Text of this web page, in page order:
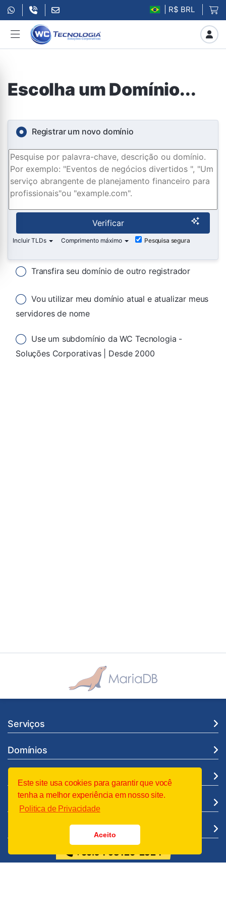
Este site usa cookies para garantir que você
tenha a melhor experiência em nosso site.
Politica de Privacidade
Aceito
| R$ BRL
Escolha um Domínio...
Registrar um novo domínio
Verificar
Incluir TLDs Comprimento máximo Pesquisa segura
Transfira seu domínio de outro registrador
Vou utilizar meu domínio atual e atualizar meus
servidores de nome
Use um subdomínio da WC Tecnologia -
Soluções Corporativas | Desde 2000
Serviços
Domínios
+55.64 98125-2324